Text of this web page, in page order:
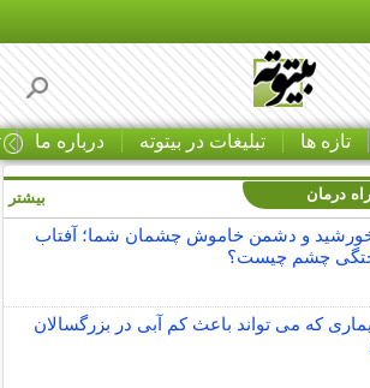
تازه ها تبلیغات در بیتوته درباره ما
درمان
خورشید و دشمن خاموش چشمان شما؛ آفتاب
چشم چیست؟
بیماری که می تواند باعث کم آبی در بزرگسالان
بیشتر